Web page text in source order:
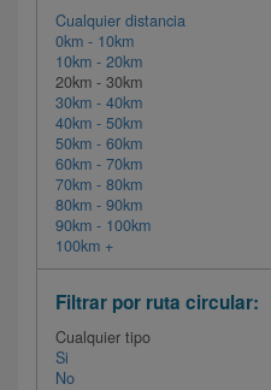
Cualquier distancia
0km - 10km
10km - 20km
20km - 30km
30km - 40km
40km - 50km
50km - 60km
60km - 70km
70km - 80km
80km - 90km
90km - 100km
100km +
Filtrar por ruta circular:
Cualquier tipo
Si
No